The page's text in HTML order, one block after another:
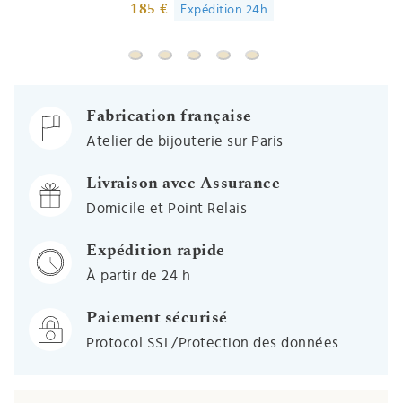
185 €
Expédition 24h
Bracelet cordon rose Petit Prince sur sa
Bracelet identité cordon - Or jaune
Bracelet "I am a girl" - Or jaune
Bracelet petit garçon - Or
Bracelet enfant coeur
Fabrication française
Atelier de bijouterie sur Paris
Livraison avec Assurance
Domicile et Point Relais
Expédition rapide
À partir de 24 h
Paiement sécurisé
Protocol SSL/Protection des données